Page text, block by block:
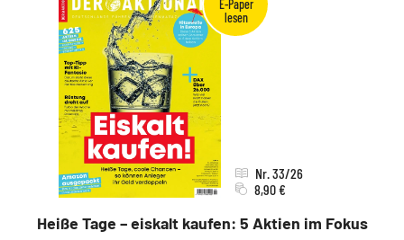
Heiße Tage – eiskalt kaufen: 5 Aktien im Fokus
Nr. 33/26
8,90 €